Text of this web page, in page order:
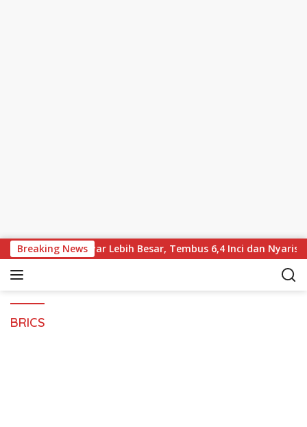
Breaking News
Bawa Layar Lebih Besar, Tembus 6,4 Inci dan Nyaris
BRICS